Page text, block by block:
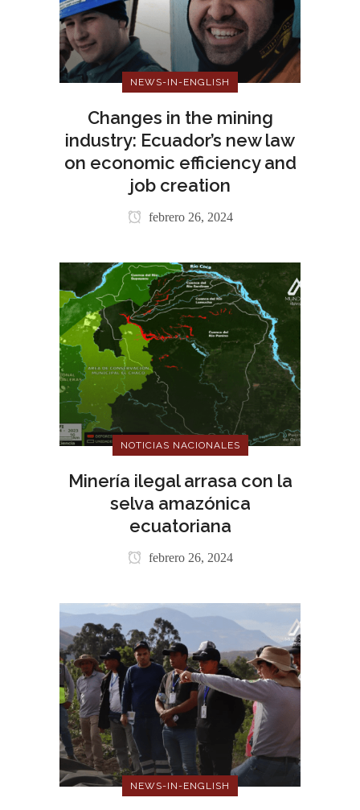
NEWS-IN-ENGLISH
Changes in the mining
industry: Ecuador’s new law
on economic efficiency and
job creation
febrero 26, 2024
NOTICIAS NACIONALES
Minería ilegal arrasa con la
selva amazónica
ecuatoriana
febrero 26, 2024
NEWS-IN-ENGLISH